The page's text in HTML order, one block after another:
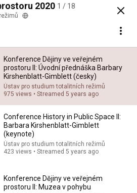
14 likes Streamed 5 years
more
2020 1 / 18
Konference Dějiny ve veřejném
prostoru II: Úvodní přednáška Barbary
Kirshenblatt-Gimblett (česky)
Ústav pro studium totalitních režimů
975 views • Streamed 5 years ago
Conference History in Public Space II:
Barbara Kirshenblatt-Gimblett
(keynote)
Ústav pro studium totalitních režimů
423 views • Streamed 5 years ago
Konference Dějiny ve veřejném
prostoru II: Muzea v pohybu